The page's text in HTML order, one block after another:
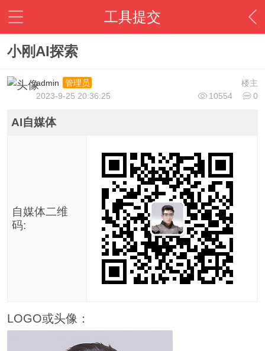
工具提交
小刚AI探索
楼主
admin
管理员
10554
0
2023-9-25 20:36:25
AI自媒体
自媒体二维
码:
LOGO或头像：